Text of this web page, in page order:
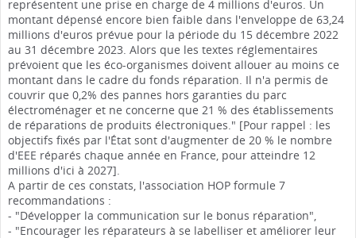
représentent une prise en charge de 4 millions d'euros. Un
montant dépensé encore bien faible dans l'enveloppe de 63,24
millions d'euros prévue pour la période du 15 décembre 2022
au 31 décembre 2023. Alors que les textes réglementaires
prévoient que les éco-organismes doivent allouer au moins ce
montant dans le cadre du fonds réparation. Il n'a permis de
couvrir que 0,2% des pannes hors garanties du parc
électroménager et ne concerne que 21 % des établissements
de réparations de produits électroniques." [Pour rappel : les
objectifs fixés par l'État sont d'augmenter de 20 % le nombre
d'EEE réparés chaque année en France, pour atteindre 12
millions d'ici à 2027].
A partir de ces constats, l'association HOP formule 7
recommandations :
- "Développer la communication sur le bonus réparation",
- "Encourager les réparateurs à se labelliser et améliorer leur